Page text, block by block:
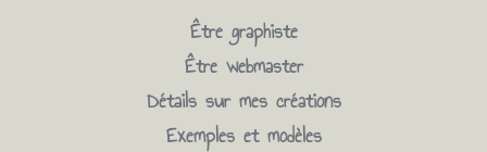
Être graphiste
Être webmaster
Détails sur mes créations
Exemples et modèles